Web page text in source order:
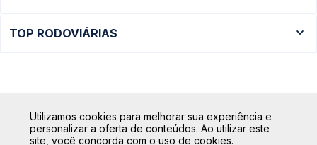
Ônibus São Paulo
Ônibus Brasília
Passagens Pássaro Marron
+ Viações
TOP RODOVIÁRIAS
Rodoviária Curitiba
Comercial Alphaville, Barueri - SP | CEP: 06453-038
CNPJ: 18.087.991/0001-57 | saconibus@queropassagem.com.br
Utilizamos cookies para melhorar sua experiência e
personalizar a oferta de conteúdos. Ao utilizar este
site, você concorda com o uso de cookies.